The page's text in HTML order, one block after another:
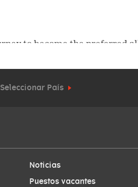
Seleccionar País
Noticias
Puestos vacantes